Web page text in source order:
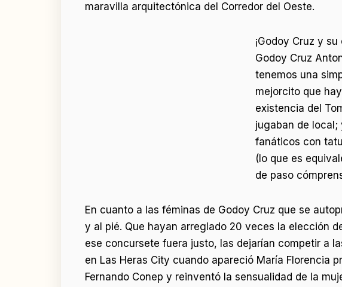
maravilla arquitectónica del Corredor del Oeste.
¡Godoy Cruz y
Godoy Cruz
tenemos una
mejorcito que
existencia del
jugaban de local;
fanáticos con
(lo que es
de paso
En cuanto a las féminas de Godoy Cruz que se
y al pié. Que hayan arreglado 20 veces la elección
ese concursete fuera justo, las dejarían competir a
en Las Heras City cuando apareció María Florencia
Fernando Conep y reinventó la sensualidad de la